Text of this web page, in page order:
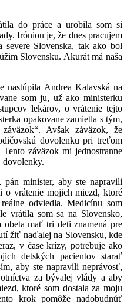
do práce a urobila som si
Iróniou je, že dnes pracujem
severe Slovenska, tak ako bol
Slovensku. Akurát má naša
nastúpila Andrea Kalavská na
som ju, už ako ministerku
lekárov, o vrátenie tejto
opakovane zamietla s tým,
Avšak záväzok, že
dovolenku pri treťom
záväzok mi jednostranne
dovolenky.
minister, aby ste napravili
o vrátenie mojich miezd, ktoré
odviedla. Medicínu som
vrátila som sa na Slovensko,
mať tri deti znamená pre
žiť naďalej na Slovensku, kde
v čase krízy, potrebuje ako
detských pacientov starať
aby ste napravili neprávosť,
za bývalej vlády a aby
ktoré som dostala za moju
krok pomôže nadobudnúť